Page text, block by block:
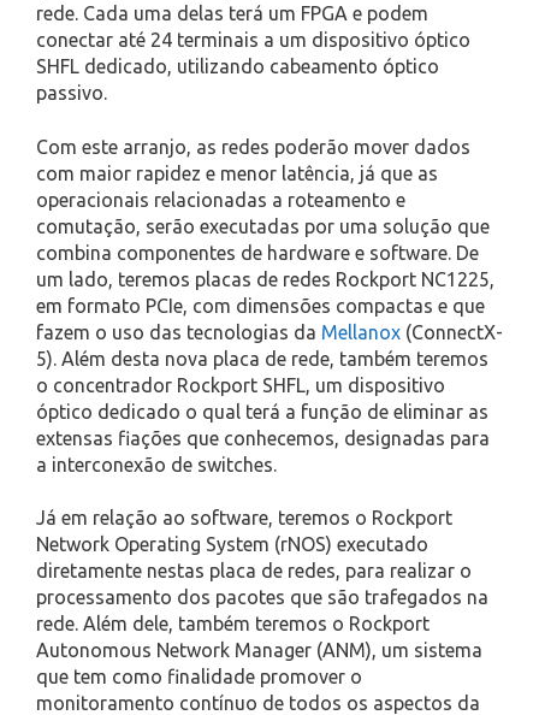
rede. Cada uma delas terá um FPGA e podem
conectar até 24 terminais a um dispositivo óptico
SHFL dedicado, utilizando cabeamento óptico
passivo.
Com este arranjo, as redes poderão mover dados
com maior rapidez e menor latência, já que as
operacionais relacionadas a roteamento e
comutação, serão executadas por uma solução que
combina componentes de hardware e software. De
um lado, teremos placas de redes Rockport NC1225,
em formato PCIe, com dimensões compactas e que
fazem o uso das tecnologias da Mellanox (ConnectX-
5). Além desta nova placa de rede, também teremos
o concentrador Rockport SHFL, um dispositivo
óptico dedicado o qual terá a função de eliminar as
extensas fiações que conhecemos, designadas para
a interconexão de switches.
Já em relação ao software, teremos o Rockport
Network Operating System (rNOS) executado
diretamente nestas placa de redes, para realizar o
processamento dos pacotes que são trafegados na
rede. Além dele, também teremos o Rockport
Autonomous Network Manager (ANM), um sistema
que tem como finalidade promover o
monitoramento contínuo de todos os aspectos da